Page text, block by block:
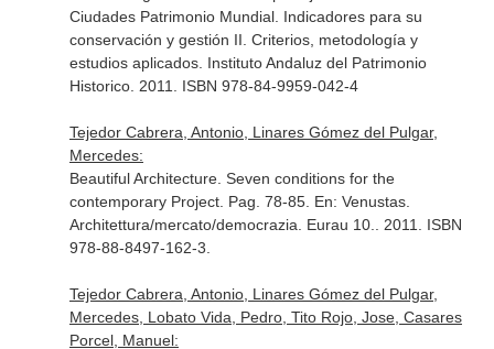
Ciudades Patrimonio Mundial. Indicadores para su
conservación y gestión II. Criterios, metodología y
estudios aplicados. Instituto Andaluz del Patrimonio
Historico. 2011. ISBN 978-84-9959-042-4
Tejedor Cabrera, Antonio, Linares Gómez del Pulgar,
Mercedes:
Beautiful Architecture. Seven conditions for the
contemporary Project. Pag. 78-85. En: Venustas.
Architettura/mercato/democrazia. Eurau 10.
. 2011. ISBN
978-88-8497-162-3.
Tejedor Cabrera, Antonio, Linares Gómez del Pulgar,
Mercedes, Lobato Vida, Pedro, Tito Rojo, Jose, Casares
Porcel, Manuel: